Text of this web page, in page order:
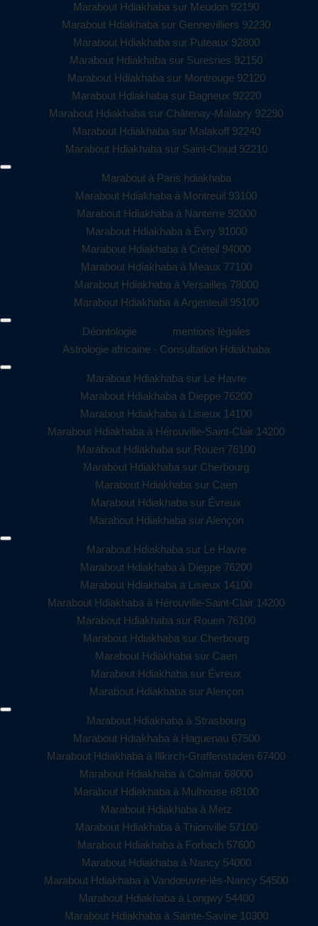
Marabout Hdiakhaba sur Meudon 92190
Marabout Hdiakhaba sur Gennevilliers 92230
Marabout Hdiakhaba sur Puteaux 92800
Marabout Hdiakhaba sur Suresnes 92150
Marabout Hdiakhaba sur Montrouge 92120
Marabout Hdiakhaba sur Bagneux 92220
Marabout Hdiakhaba sur Châtenay-Malabry 92290
Marabout Hdiakhaba sur Malakoff 92240
Marabout Hdiakhaba sur Saint-Cloud 92210
Marabout à Paris hdiakhaba
Marabout Hdiakhaba à Montreuil 93100
Marabout Hdiakhaba à Nanterre 92000
Marabout Hdiakhaba à Évry 91000
Marabout Hdiakhaba à Créteil 94000
Marabout Hdiakhaba à Meaux 77100
Marabout Hdiakhaba à Versailles 78000
Marabout Hdiakhaba à Argenteuil 95100
Déontologie
mentions légales
Astrologie africaine - Consultation Hdiakhaba
Marabout Hdiakhaba sur Le Havre
Marabout Hdiakhaba à Dieppe 76200
Marabout Hdiakhaba à Lisieux 14100
Marabout Hdiakhaba à Hérouville-Saint-Clair 14200
Marabout Hdiakhaba sur Rouen 76100
Marabout Hdiakhaba sur Cherbourg
Marabout Hdiakhaba sur Caen
Marabout Hdiakhaba sur Évreux
Marabout Hdiakhaba sur Alençon
Marabout Hdiakhaba sur Le Havre
Marabout Hdiakhaba à Dieppe 76200
Marabout Hdiakhaba à Lisieux 14100
Marabout Hdiakhaba à Hérouville-Saint-Clair 14200
Marabout Hdiakhaba sur Rouen 76100
Marabout Hdiakhaba sur Cherbourg
Marabout Hdiakhaba sur Caen
Marabout Hdiakhaba sur Évreux
Marabout Hdiakhaba sur Alençon
Marabout Hdiakhaba à Strasbourg
Marabout Hdiakhaba à Haguenau 67500
Marabout Hdiakhaba à Illkirch-Graffenstaden 67400
Marabout Hdiakhaba à Colmar 68000
Marabout Hdiakhaba à Mulhouse 68100
Marabout Hdiakhaba à Metz
Marabout Hdiakhaba à Thionville 57100
Marabout Hdiakhaba à Forbach 57600
Marabout Hdiakhaba à Nancy 54000
Marabout Hdiakhaba à Vandœuvre-lès-Nancy 54500
Marabout Hdiakhaba à Longwy 54400
Marabout Hdiakhaba à Sainte-Savine 10300